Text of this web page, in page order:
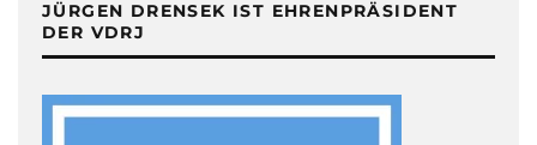
JÜRGEN DRENSEK IST EHRENPRÄSIDENT
DER VDRJ